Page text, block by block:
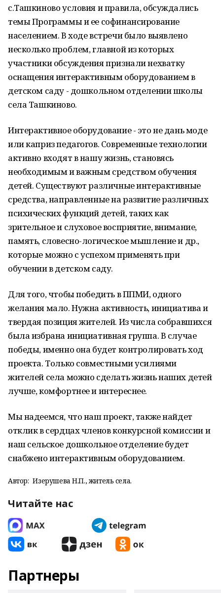
с.Ташкиново условия и правила, обсуждались
темы Программы и ее софинансирование
населением. В ходе встречи было выявлено
несколько проблем, главной из которых
участники обсуждения признали нехватку
оснащения интерактивным оборудованием в
детском саду - дошкольном отделении школы
села Ташкиново.
Интерактивное оборудование - это не дань моде
или каприз педагогов. Современные технологии
активно входят в нашу жизнь, становясь
необходимым и важным средством обучения
детей. Существуют различные интерактивные
средства, направленные на развитие различных
психических функций детей, таких как
зрительное и слуховое восприятие, внимание,
память, словесно-логическое мышление и др.,
которые можно с успехом применять при
обучении в детском саду.
Для того, чтобы победить в ППМИ, одного
желания мало. Нужна активность, инициатива и
твердая позиция жителей. Из числа собравшихся
была избрана инициативная группа. В случае
победы, именно она будет контролировать ход
проекта. Только совместными усилиями
жителей села можно сделать жизнь наших детей
лучше, комфортнее и интереснее.
Мы надеемся, что наш проект, также найдет
отклик в сердцах членов конкурсной комиссии и
наш сельское дошкольное отделение будет
снабжено интерактивным оборудованием.
Автор: Изерушева Н.П., житель села.
Читайте нас
Партнеры